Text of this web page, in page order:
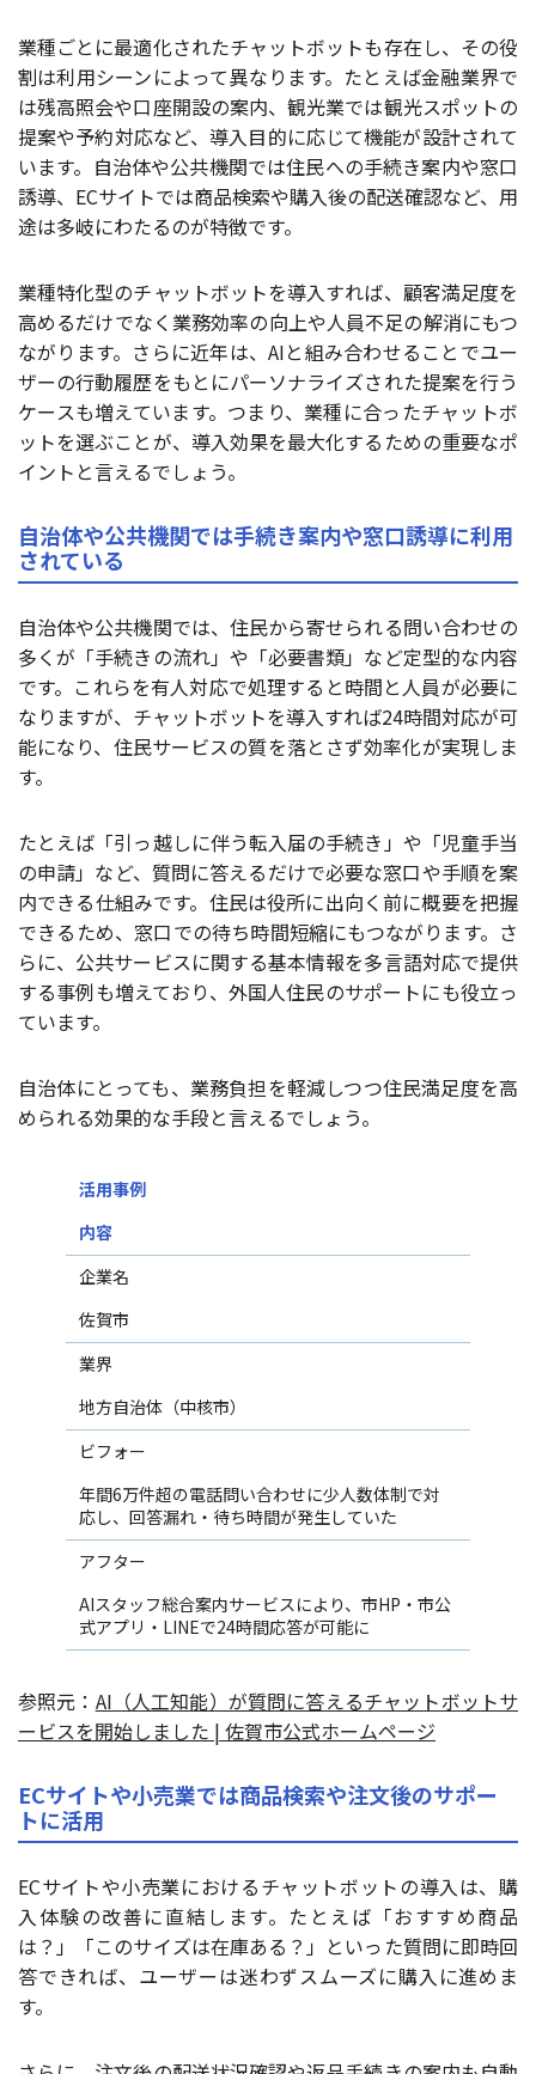
業種ごとに最適化されたチャットボットも存在し、その役
割は利用シーンによって異なります。たとえば金融業界で
は残高照会や口座開設の案内、観光業では観光スポットの
提案や予約対応など、導入目的に応じて機能が設計されて
います。自治体や公共機関では住民への手続き案内や窓口
誘導、ECサイトでは商品検索や購入後の配送確認など、用
途は多岐にわたるのが特徴です。
業種特化型のチャットボットを導入すれば、顧客満足度を
高めるだけでなく業務効率の向上や人員不足の解消にもつ
ながります。さらに近年は、AIと組み合わせることでユー
ザーの行動履歴をもとにパーソナライズされた提案を行う
ケースも増えています。つまり、業種に合ったチャットボ
ットを選ぶことが、導入効果を最大化するための重要なポ
イントと言えるでしょう。
自治体や公共機関では手続き案内や窓口誘導に利用
されている
自治体や公共機関では、住民から寄せられる問い合わせの
多くが「手続きの流れ」や「必要書類」など定型的な内容
です。これらを有人対応で処理すると時間と人員が必要に
なりますが、チャットボットを導入すれば24時間対応が可
能になり、住民サービスの質を落とさず効率化が実現しま
す。
たとえば「引っ越しに伴う転入届の手続き」や「児童手当
の申請」など、質問に答えるだけで必要な窓口や手順を案
内できる仕組みです。住民は役所に出向く前に概要を把握
できるため、窓口での待ち時間短縮にもつながります。さ
らに、公共サービスに関する基本情報を多言語対応で提供
する事例も増えており、外国人住民のサポートにも役立っ
ています。
自治体にとっても、業務負担を軽減しつつ住民満足度を高
められる効果的な手段と言えるでしょう。
活用事例
内容
企業名
佐賀市
業界
地方自治体（中核市）
ビフォー
年間6万件超の電話問い合わせに少人数体制で対
応し、回答漏れ・待ち時間が発生していた
アフター
AIスタッフ総合案内サービスにより、市HP・市公
式アプリ・LINEで24時間応答が可能に
参照元： AI（人工知能）が質問に答えるチャットボットサ
ービスを開始しました | 佐賀市公式ホームページ
ECサイトや小売業では商品検索や注文後のサポー
トに活用
ECサイトや小売業におけるチャットボットの導入は、購
入体験の改善に直結します。たとえば「おすすめ商品
は？」「このサイズは在庫ある？」といった質問に即時回
答できれば、ユーザーは迷わずスムーズに購入に進めま
す。